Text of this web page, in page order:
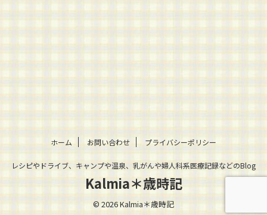
ホーム お問い合わせ プライバシーポリシー
レシピやドライブ、キャンプや温泉、乳がんや婦人科系医療記録などのBlog
Kalmia＊歳時記
© 2026 Kalmia＊歳時記